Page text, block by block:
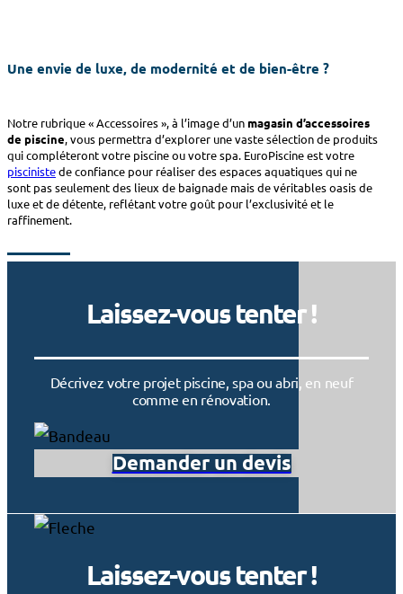
Une envie de luxe, de modernité et de bien-être ?
Notre rubrique « Accessoires », à l’image d’unmagasin d’accessoires
de piscine, vous permettra d’explorer une vaste sélection de produits
qui compléteront votre piscine ou votre spa. EuroPiscine est votre
piscinistede confiance pour réaliser des espaces aquatiques qui ne
sont pas seulement des lieux de baignade mais de véritables oasis de
luxe et de détente, reflétant votre goût pour l’exclusivité et le
raffinement.
Laissez-vous tenter !
Décrivez votre projet piscine, spa ou abri, en neuf
comme en rénovation.
Demander un devis
Laissez-vous tenter !